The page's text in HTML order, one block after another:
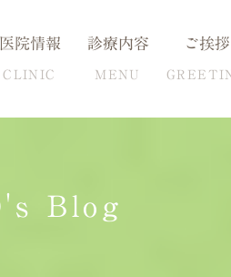
医院情報
CLINIC
診療内容
MENU
秘訣 高血圧の克服方法
ご挨拶
Blog